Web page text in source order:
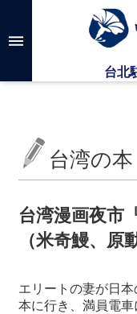
メインのコンテンツ
高
検
台
文
化
ー
に
台湾の本
台湾漫画夜市
（米奇鰻、原
エリートの妻が日
本に行き、満員電